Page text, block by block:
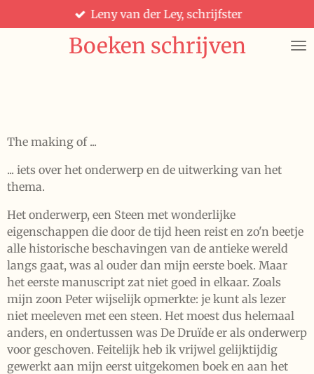
direct
Boeken schrijven
Leny van der Ley, schrijfster
The making of ...
... iets over het onderwerp en de uitwerking van het
thema.
Het onderwerp, een Steen met wonderlijke
eigenschappen die door de tijd heen reist en zo'n beetje
alle historische beschavingen van de antieke wereld
langs gaat, was al ouder dan mijn eerste boek. Maar
het eerste manuscript zat niet goed in elkaar. Zoals
mijn zoon Peter wijselijk opmerkte: je kunt als lezer
niet meeleven met een steen. Het moest dus helemaal
anders, en ondertussen was De Druïde er als onderwerp
voor geschoven. Feitelijk heb ik vrijwel gelijktijdig
gewerkt aan mijn eerst uitgekomen boek en aan het